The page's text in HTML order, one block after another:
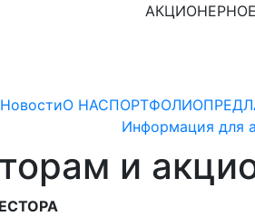
НовостиО НАСПОРТФОЛИО
Информация для
и